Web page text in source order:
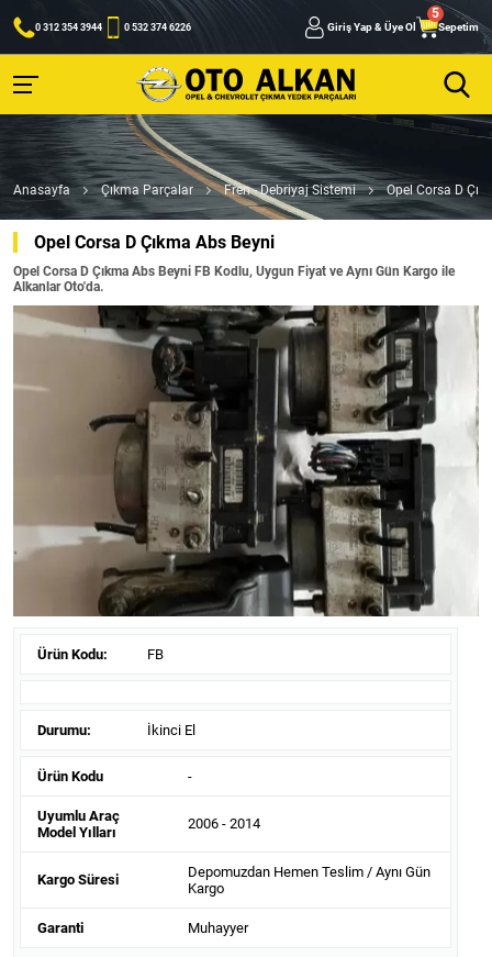
0 312 354 3944 0 532 374 6226 Giriş Yap & Üye Ol Sepetim
Anasayfa Çıkma Parçalar Fren - Debriyaj Sistemi Opel Corsa D
Opel Corsa D Çıkma Abs Beyni
Opel Corsa D Çıkma Abs Beyni FB Kodlu, Uygun Fiyat ve Aynı Gün Kargo ile
Alkanlar Oto'da.
Ürün Kodu: FB
Durumu: İkinci El
Ürün Kodu -
Uyumlu Araç
Model Yılları
2006 - 2014
Kargo Süresi
Depomuzdan Hemen Teslim / Aynı Gün
Kargo
Garanti Muhayyer